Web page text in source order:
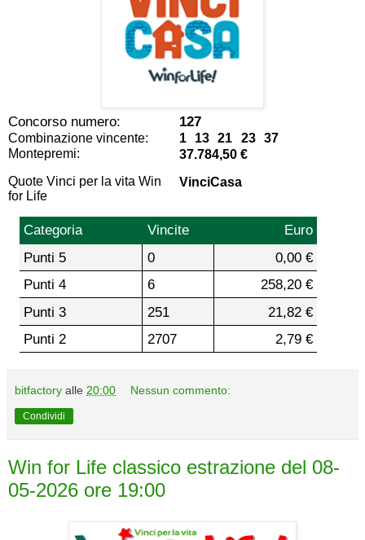
Concorso numero: 127
Combinazione vincente:
1 13 21 23 37
Montepremi:
37.784,50 €
Quote Vinci per la vita Win
for Life
VinciCasa
Categoria Vincite
Euro
Punti 5
0
0,00 €
Punti 4
6
258,20 €
Punti 3
251
21,82 €
Punti 2
2707 2,79 €
bitfactory alle 20:00 Nessun commento:
Condividi
Win for Life classico estrazione del 08-
05-2026 ore 19:00